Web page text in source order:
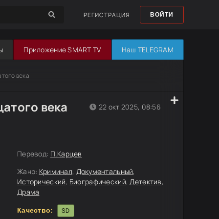
РЕГИСТРАЦИЯ ВОЙТИ
Приложение SMART TV Наш TELEGRAM
века
века 22 окт 2025, 08:56
Перевод: П.Карцев
Жанр: Криминал, Документальный,
Исторический, Биографический,Детектив,
Драма
Качество: SD